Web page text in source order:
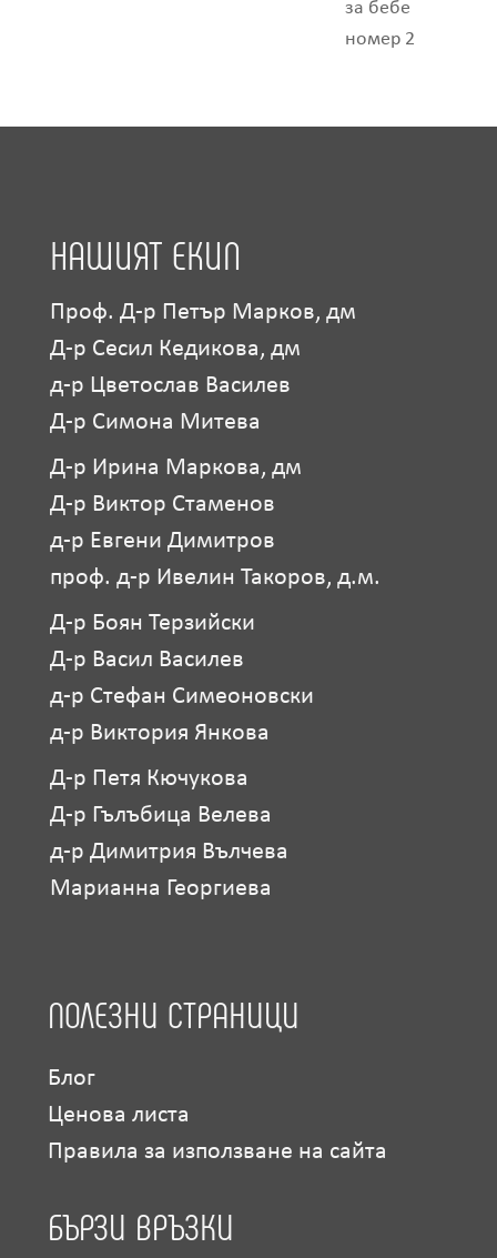
за бебе
номер 2
НАШИЯТ ЕКИП
Проф. Д-р Петър Марков, дм
Д-р Сесил Кедикова, дм
д-р Цветослав Василев
Д-р Симона Митева
Д-р Ирина Маркова, дм
Д-р Виктор Стаменов
д-р Евгени Димитров
проф. д-р Ивелин Такоров, д.м.
Д-р Боян Терзийски
Д-р Васил Василев
д-р Стефан Симеоновски
д-р Виктория Янкова
Д-р Петя Кючукова
Д-р Гълъбица Велева
д-р Димитрия Вълчева
Марианна Георгиева
ПОЛЕЗНИ СТРАНИЦИ
Блог
Ценова листа
Правила за използване на сайта
БЪРЗИ ВРЪЗКИ